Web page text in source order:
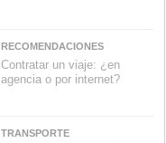
RECOMENDACIONES
Contratar un viaje: ¿en
agencia o por internet?
TRANSPORTE